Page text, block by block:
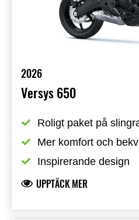
2026
Versys 650
Roligt paket på
Mer komfort och
Inspirerande design
UPPTÄCK MER